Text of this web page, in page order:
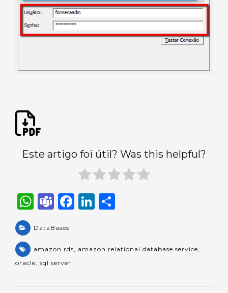
Este artigo foi útil? Was this helpful?
W
a
ts
A
p
T
a
m
s
F
e
o
Li
e
n
e
DataBases
amazon rds amazon relational database service
oracle sql server